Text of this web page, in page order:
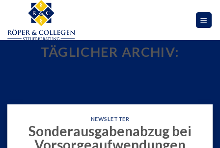
content
TÄGLICHER ARCHIV:
NEWSLETTER
Sonderausgabenabzug bei
Vorsorgeaufwendungen